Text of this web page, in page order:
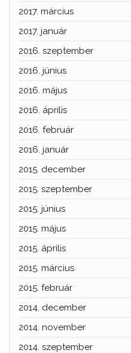
2017. március
2017. január
2016. szeptember
2016. június
2016. május
2016. április
2016. február
2016. január
2015. december
2015. szeptember
2015. június
2015. május
2015. április
2015. március
2015. február
2014. december
2014. november
2014. szeptember